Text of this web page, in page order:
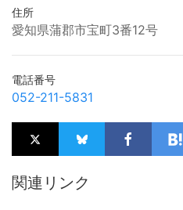
住所
愛知県蒲郡市宝町3番12号
電話番号
052-211-5831
関連リンク